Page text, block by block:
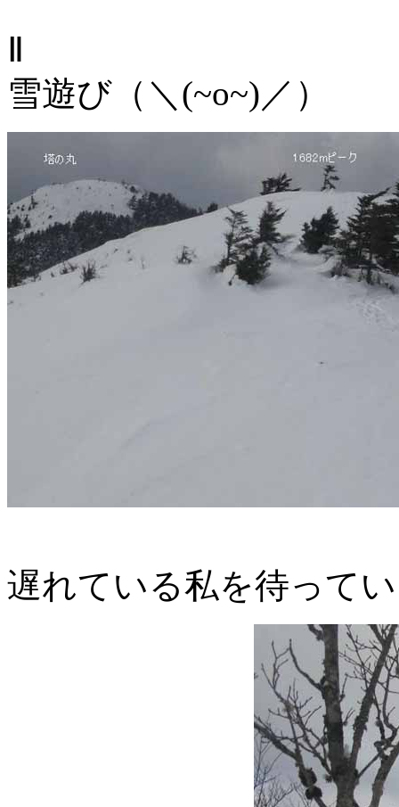
雪遊び（＼(~o~)／）
遅れている私を待って